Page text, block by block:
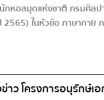
หอสมุดแห่งชาติ กรมศิล
ในหัวข้อ ภาษากาย
โครงการอนุรักษ์เอ